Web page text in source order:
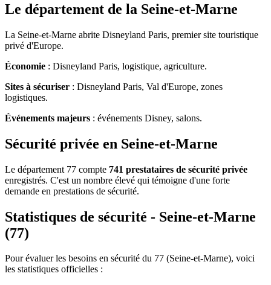
Le département de la Seine-et-Marne
La Seine-et-Marne abrite Disneyland Paris, premier site touristique
privé d'Europe.
Économie : Disneyland Paris, logistique, agriculture.
Sites à sécuriser : Disneyland Paris, Val d'Europe, zones
logistiques.
Événements majeurs : événements Disney, salons.
Sécurité privée en Seine-et-Marne
Le département 77 compte 741 prestataires de sécurité privée
enregistrés. C'est un nombre élevé qui témoigne d'une forte
demande en prestations de sécurité.
Statistiques de sécurité - Seine-et-Marne
(77)
Pour évaluer les besoins en sécurité du 77 (Seine-et-Marne), voici
les statistiques officielles :